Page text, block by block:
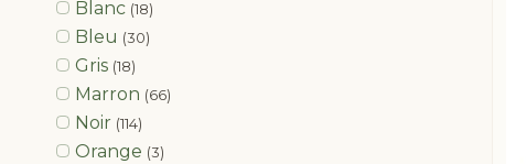
Blanc (18)
Bleu (30)
Gris (18)
Marron (66)
Noir (114)
Orange (3)